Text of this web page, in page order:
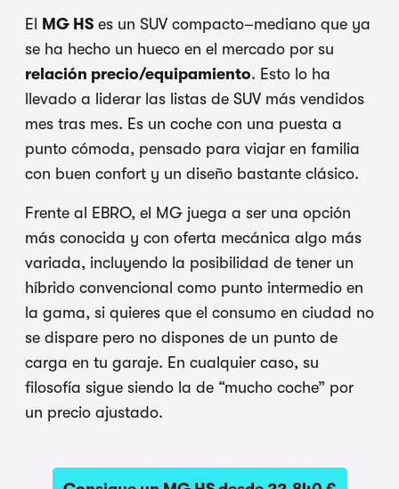
El MG HS es un SUV compacto–mediano que ya
se ha hecho un hueco en el mercado por su
relación precio/equipamiento. Esto lo ha
llevado a liderar las listas de SUV más vendidos
mes tras mes. Es un coche con una puesta a
punto cómoda, pensado para viajar en familia
con buen confort y un diseño bastante clásico.
Frente al EBRO, el MG juega a ser una opción
más conocida y con oferta mecánica algo más
variada, incluyendo la posibilidad de tener un
híbrido convencional como punto intermedio en
la gama, si quieres que el consumo en ciudad no
se dispare pero no dispones de un punto de
carga en tu garaje. En cualquier caso, su
filosofía sigue siendo la de “mucho coche” por
un precio ajustado.